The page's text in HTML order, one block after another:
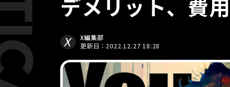
デメリット、費
X編集部
更新日：2022.12.27 18:28